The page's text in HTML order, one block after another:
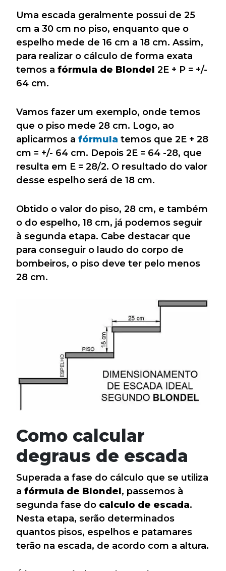
Uma escada geralmente possui de 25
cm a 30 cm no piso, enquanto que o
espelho mede de 16 cm a 18 cm. Assim,
para realizar o cálculo de forma exata
temos a fórmula de Blondel 2E + P = +/-
64 cm.
Vamos fazer um exemplo, onde temos
que o piso mede 28 cm. Logo, ao
aplicarmos a fórmula temos que 2E + 28
cm = +/- 64 cm. Depois 2E = 64 -28, que
resulta em E = 28/2. O resultado do valor
desse espelho será de 18 cm.
Obtido o valor do piso, 28 cm, e também
o do espelho, 18 cm, já podemos seguir
à segunda etapa. Cabe destacar que
para conseguir o laudo do corpo de
bombeiros, o piso deve ter pelo menos
28 cm.
Como calcular
degraus de escada
Superada a fase do cálculo que se utiliza
a fórmula de Blondel, passemos à
segunda fase do calculo de escada.
Nesta etapa, serão determinados
quantos pisos, espelhos e patamares
terão na escada, de acordo com a altura.